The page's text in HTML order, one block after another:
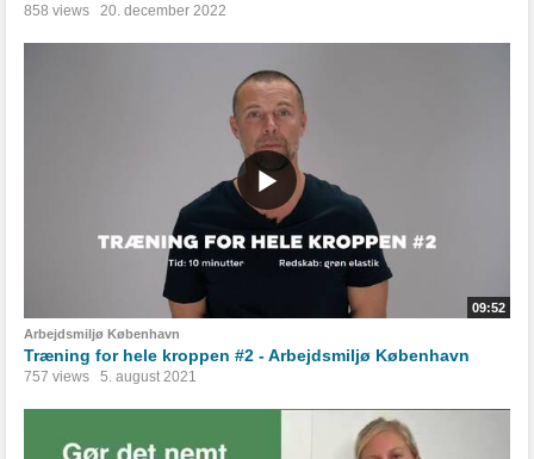
858 views 20. december 2022
09:52
Arbejdsmiljø København
Træning for hele kroppen #2 - Arbejdsmiljø København
757 views 5. august 2021